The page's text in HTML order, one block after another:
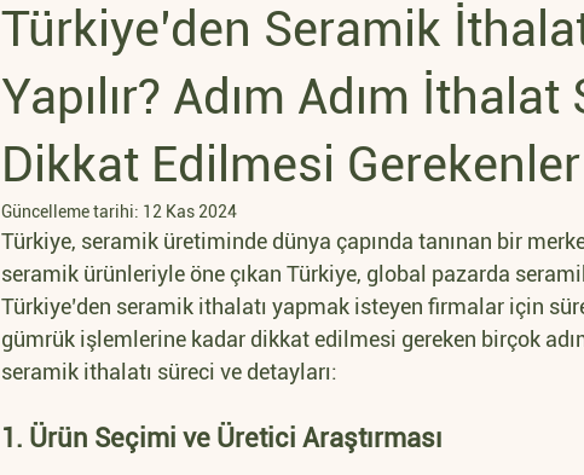
Türkiye’den Seramik
Yapılır? Adım Adım
Dikkat Edilmesi Gerekenler
Güncelleme tarihi: 12 Kas 2024
Türkiye, seramik üretiminde dünya çapında tanınan bir
seramik ürünleriyle öne çıkan Türkiye, global pazarda
Türkiye’den seramik ithalatı yapmak isteyen firmalar için
gümrük işlemlerine kadar dikkat edilmesi gereken birçok
seramik ithalatı süreci ve detayları:
1. Ürün Seçimi ve Üretici Araştırması